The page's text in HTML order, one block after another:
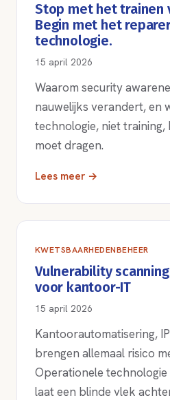
Stop met het trainen
Begin met het
technologie.
15 april 2026
Waarom security
nauwelijks verandert, en
technologie, niet
moet dragen.
Lees meer →
KWETSBAARHEDENBEHEER
Vulnerability
voor kantoor-IT
15 april 2026
Kantoorautomatisering,
brengen allemaal risico
Operationele
laat een blinde vlek